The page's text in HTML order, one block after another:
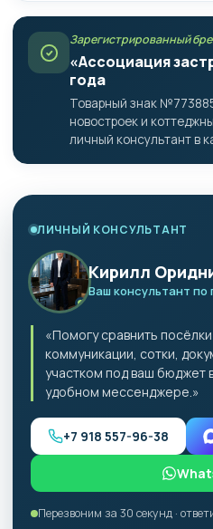
Зарегистрированный
«Ассоциация
года
Товарный знак
новостроек и
личный консультант в
ЛИЧНЫЙ КОНСУЛЬТАНТ
Кирилл
Ваш консультант
«Помогу сравнить
коммуникации, сотки,
участком под ваш бюджет
удобном мессенджере.»
+7 918 557-96-38
Перезвоним за 30 секунд ·